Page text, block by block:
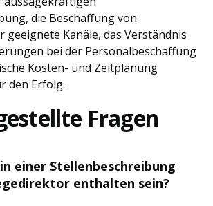
die Beschaffung von
geeignete Kanäle, das Verständnis
bei der Personalbeschaffung
Kosten- und Zeitplanung
den Erfolg.
Fragen
einer Stellenbeschreibung
enthalten sein?